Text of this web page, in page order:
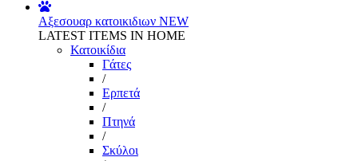
Αξεσουαρ κατοικιδιων NEW
LATEST ITEMS IN HOME
Κατοικίδια
Γάτες
/
Ερπετά
/
Πτηνά
/
Σκύλοι